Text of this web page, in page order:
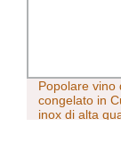
Popolare vino
congelato in
inox di alta